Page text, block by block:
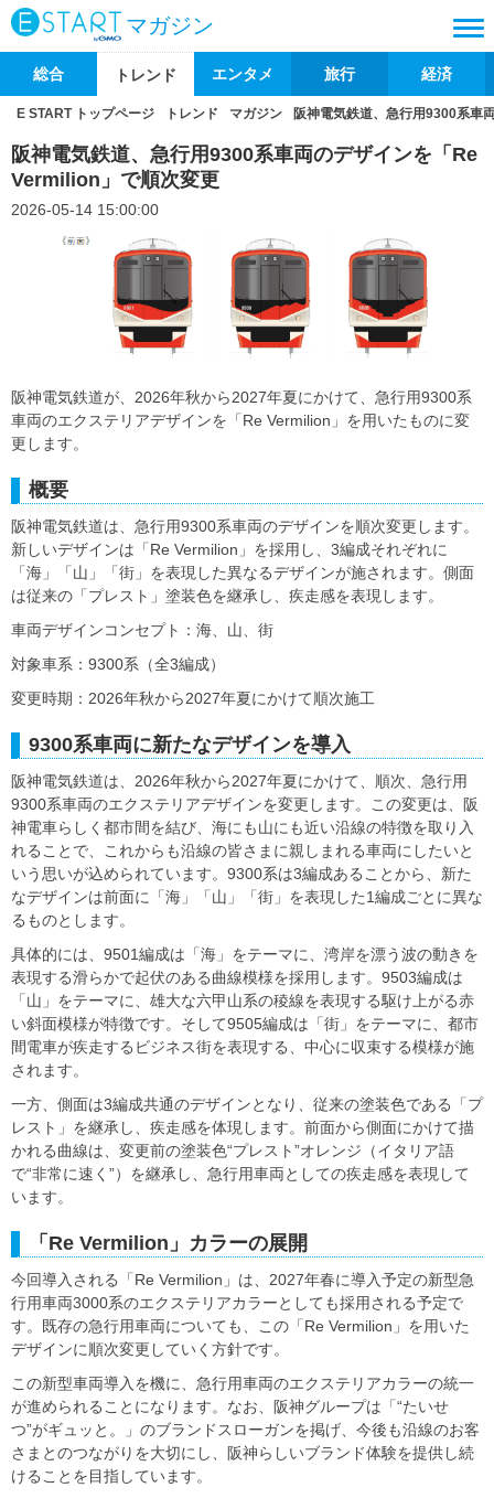
マガジン
総合 トレンド エンタメ 旅行 経済
E START トップページ トレンド マガジン 阪神電気鉄道、急行用9300系車
阪神電気鉄道、急行用9300系車両のデザインを「Re
Vermilion」で順次変更
2026-05-14 15:00:00
阪神電気鉄道が、2026年秋から2027年夏にかけて、急行用9300系
車両のエクステリアデザインを「Re Vermilion」を用いたものに変
更します。
概要
阪神電気鉄道は、急行用9300系車両のデザインを順次変更します。
新しいデザインは「Re Vermilion」を採用し、3編成それぞれに
「海」「山」「街」を表現した異なるデザインが施されます。側面
は従来の「プレスト」塗装色を継承し、疾走感を表現します。
車両デザインコンセプト：海、山、街
対象車系：9300系（全3編成）
変更時期：2026年秋から2027年夏にかけて順次施工
9300系車両に新たなデザインを導入
阪神電気鉄道は、2026年秋から2027年夏にかけて、順次、急行用
9300系車両のエクステリアデザインを変更します。この変更は、阪
神電車らしく都市間を結び、海にも山にも近い沿線の特徴を取り入
れることで、これからも沿線の皆さまに親しまれる車両にしたいと
いう思いが込められています。9300系は3編成あることから、新た
なデザインは前面に「海」「山」「街」を表現した1編成ごとに異な
るものとします。
具体的には、9501編成は「海」をテーマに、湾岸を漂う波の動きを
表現する滑らかで起伏のある曲線模様を採用します。9503編成は
「山」をテーマに、雄大な六甲山系の稜線を表現する駆け上がる赤
い斜面模様が特徴です。そして9505編成は「街」をテーマに、都市
間電車が疾走するビジネス街を表現する、中心に収束する模様が施
されます。
一方、側面は3編成共通のデザインとなり、従来の塗装色である「プ
レスト」を継承し、疾走感を体現します。前面から側面にかけて描
かれる曲線は、変更前の塗装色“プレスト”オレンジ（イタリア語
で“非常に速く”）を継承し、急行用車両としての疾走感を表現して
います。
「Re Vermilion」カラーの展開
今回導入される「Re Vermilion」は、2027年春に導入予定の新型急
行用車両3000系のエクステリアカラーとしても採用される予定で
す。既存の急行用車両についても、この「Re Vermilion」を用いた
デザインに順次変更していく方針です。
この新型車両導入を機に、急行用車両のエクステリアカラーの統一
が進められることになります。なお、阪神グループは「“たいせ
つ”がギュッと。」のブランドスローガンを掲げ、今後も沿線のお客
さまとのつながりを大切にし、阪神らしいブランド体験を提供し続
けることを目指しています。